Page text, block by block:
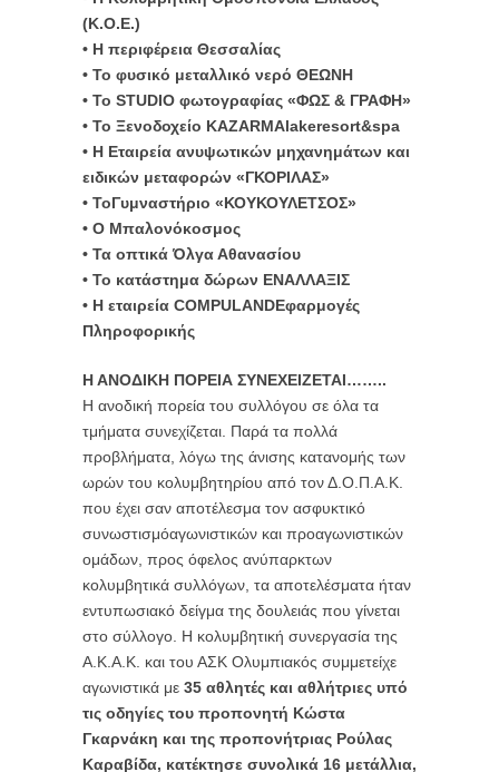
(Κ.Ο.Ε.)
• Η περιφέρεια Θεσσαλίας
• Το φυσικό μεταλλικό νερό ΘΕΩΝΗ
• Το STUDIO φωτογραφίας «ΦΩΣ & ΓΡΑΦΗ»
• Το Ξενοδοχείο KAZARMAlakeresort&spa
• Η Εταιρεία ανυψωτικών μηχανημάτων και
ειδικών μεταφορών «ΓΚΟΡΙΛΑΣ»
• ΤοΓυμναστήριο «ΚΟΥΚΟΥΛΕΤΣΟΣ»
• Ο Μπαλονόκοσμος
• Τα οπτικά Όλγα Αθανασίου
• Το κατάστημα δώρων ΕΝΑΛΛΑΞΙΣ
• Η εταιρεία COMPULANDΕφαρμογές
Πληροφορικής
Η ΑΝΟΔΙΚΗ ΠΟΡΕΙΑ ΣΥΝΕΧΕΙΖΕΤΑΙ……..
Η ανοδική πορεία του συλλόγου σε όλα τα
τμήματα συνεχίζεται. Παρά τα πολλά
προβλήματα, λόγω της άνισης κατανομής των
ωρών του κολυμβητηρίου από τον Δ.Ο.Π.Α.Κ.
που έχει σαν αποτέλεσμα τον ασφυκτικό
συνωστισμόαγωνιστικών και προαγωνιστικών
ομάδων, προς όφελος ανύπαρκτων
κολυμβητικά συλλόγων, τα αποτελέσματα ήταν
εντυπωσιακό δείγμα της δουλειάς που γίνεται
στο σύλλογο. Η κολυμβητική συνεργασία της
Α.Κ.Α.Κ. και του ΑΣΚ Ολυμπιακός συμμετείχε
αγωνιστικά με 35 αθλητές και αθλήτριες υπό
τις οδηγίες του προπονητή Κώστα
Γκαρνάκη και της προπονήτριας Ρούλας
Καραβίδα, κατέκτησε συνολικά 16 μετάλλια,